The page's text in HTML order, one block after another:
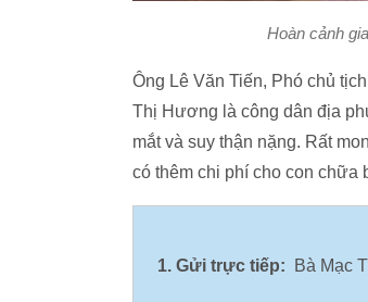
Hoàn cảnh
Ông Lê Văn Tiến, Phó chủ
Thị Hương là công dân địa
mắt và suy thận nặng. Rất
có thêm chi phí cho con chữa
1. Gửi trực tiếp:
Bà Mạc